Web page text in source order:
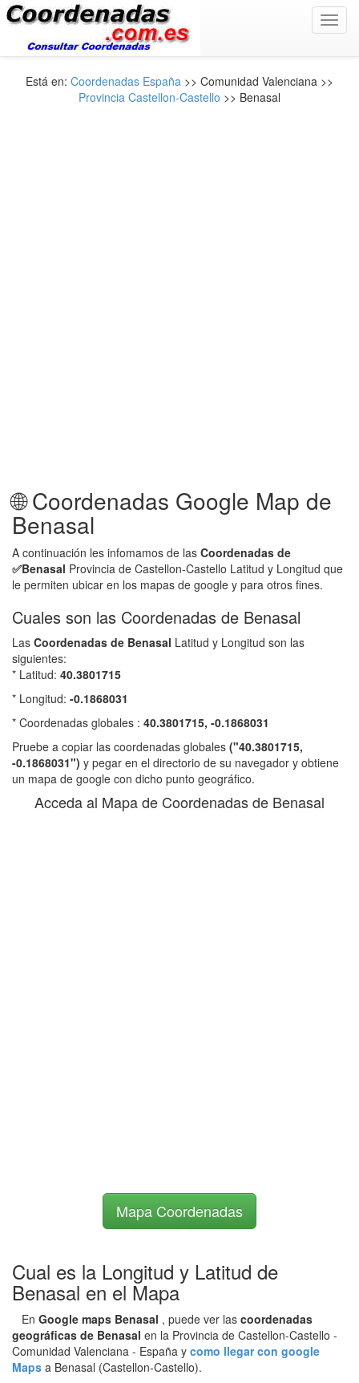
Está en: Coordenadas España >> Comunidad Valenciana >>
Provincia Castellon-Castello >> Benasal
🌐 Coordenadas Google Map de
Benasal
A continuación les infomamos de las Coordenadas de
✅Benasal Provincia de Castellon-Castello Latitud y Longitud que
le permiten ubicar en los mapas de google y para otros fines.
Cuales son las Coordenadas de Benasal
Las Coordenadas de Benasal Latitud y Longitud son las
siguientes:
* Latitud: 40.3801715
* Longitud: -0.1868031
* Coordenadas globales : 40.3801715, -0.1868031
Pruebe a copiar las coordenadas globales ("40.3801715,
-0.1868031") y pegar en el directorio de su navegador y obtiene
un mapa de google con dicho punto geográfico.
Acceda al Mapa de Coordenadas de Benasal
Mapa Coordenadas
Cual es la Longitud y Latitud de
Benasal en el Mapa
En Google maps Benasal , puede ver las coordenadas
geográficas de Benasal en la Provincia de Castellon-Castello -
Comunidad Valenciana - España y como llegar con google
Maps a Benasal (Castellon-Castello).